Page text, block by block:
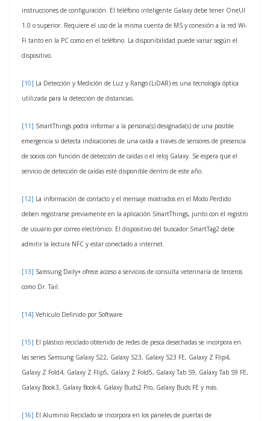
instrucciones de configuración. El teléfono inteligente Galaxy debe tener OneUI
1.0 o superior. Requiere el uso de la misma cuenta de MS y conexión a la red Wi-
Fi tanto en la PC como en el teléfono. La disponibilidad puede variar según el
dispositivo.
[10] La Detección y Medición de Luz y Rango (LiDAR) es una tecnología óptica
utilizada para la detección de distancias.
[11] SmartThings podrá informar a la persona(s) designada(s) de una posible
emergencia si detecta indicaciones de una caída a través de sensores de presencia
de socios con función de detección de caídas o el reloj Galaxy. Se espera que el
servicio de detección de caídas esté disponible dentro de este año.
[12] La información de contacto y el mensaje mostrados en el Modo Perdido
deben registrarse previamente en la aplicación SmartThings, junto con el registro
de usuario por correo electrónico. El dispositivo del buscador SmartTag2 debe
admitir la lectura NFC y estar conectado a internet.
[13] Samsung Daily+ ofrece acceso a servicios de consulta veterinaria de terceros
como Dr. Tail.
[14] Vehículo Definido por Software
[15] El plástico reciclado obtenido de redes de pesca desechadas se incorpora en
las series Samsung Galaxy S22, Galaxy S23, Galaxy S23 FE, Galaxy Z Flip4,
Galaxy Z Fold4, Galaxy Z Flip5, Galaxy Z Fold5, Galaxy Tab S9, Galaxy Tab S9 FE,
Galaxy Book3, Galaxy Book4, Galaxy Buds2 Pro, Galaxy Buds FE y más.
[16] El Aluminio Reciclado se incorpora en los paneles de puertas de